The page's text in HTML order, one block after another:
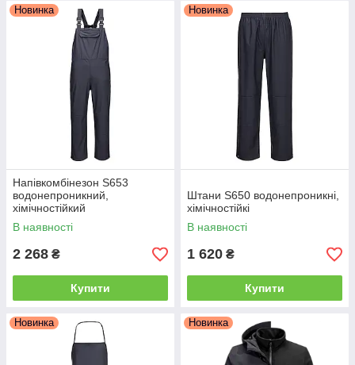
Новинка
Напівкомбінезон S653
водонепроникний,
хімічностійкий
В наявності
2 268 ₴
Купити
Новинка
Штани S650 водонепроникні,
хімічностійкі
В наявності
1 620 ₴
Купити
Новинка Новинка